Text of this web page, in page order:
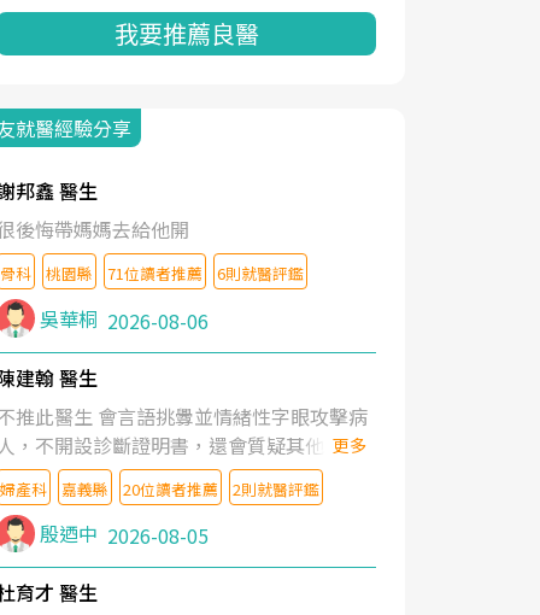
我要推薦良醫
就醫經驗分享
邦鑫 醫生
後悔帶媽媽去給他開
骨科 桃園縣 71位讀者推薦 6則就醫評鑑
吳華桐 2026-08-06
建翰 醫生
推此醫生 會言語挑釁並情緒性字眼攻擊病
，不開設診斷證明書，還會質疑其他醫生
判斷！
更多
婦產科 嘉義縣 20位讀者推薦 2則就醫評鑑
殷迺中 2026-08-05
育才 醫生